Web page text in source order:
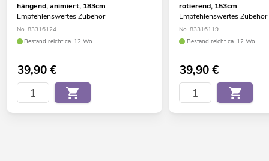
hängend, animiert, 183cm
Empfehlenswertes Zubehör
No. 83316124
Bestand reicht ca. 12 Wo.
39,90€
rotierend, 153cm
Empfehlenswertes Zubehör
No. 83316119
Bestand reicht ca. 12 Wo.
39,90€